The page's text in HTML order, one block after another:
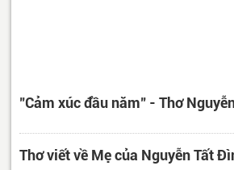
"Cảm xúc đầu năm" - Thơ
Thơ viết về Mẹ của Nguyễn Tất